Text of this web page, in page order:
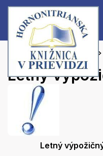
Hlavná stránka Aktuality
Letný
Letný